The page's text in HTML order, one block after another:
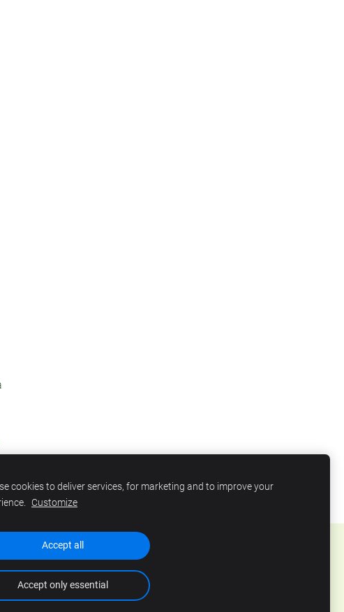
cookies to deliver services, for marketing and to improve your
Customize
Accept all
Accept only essential